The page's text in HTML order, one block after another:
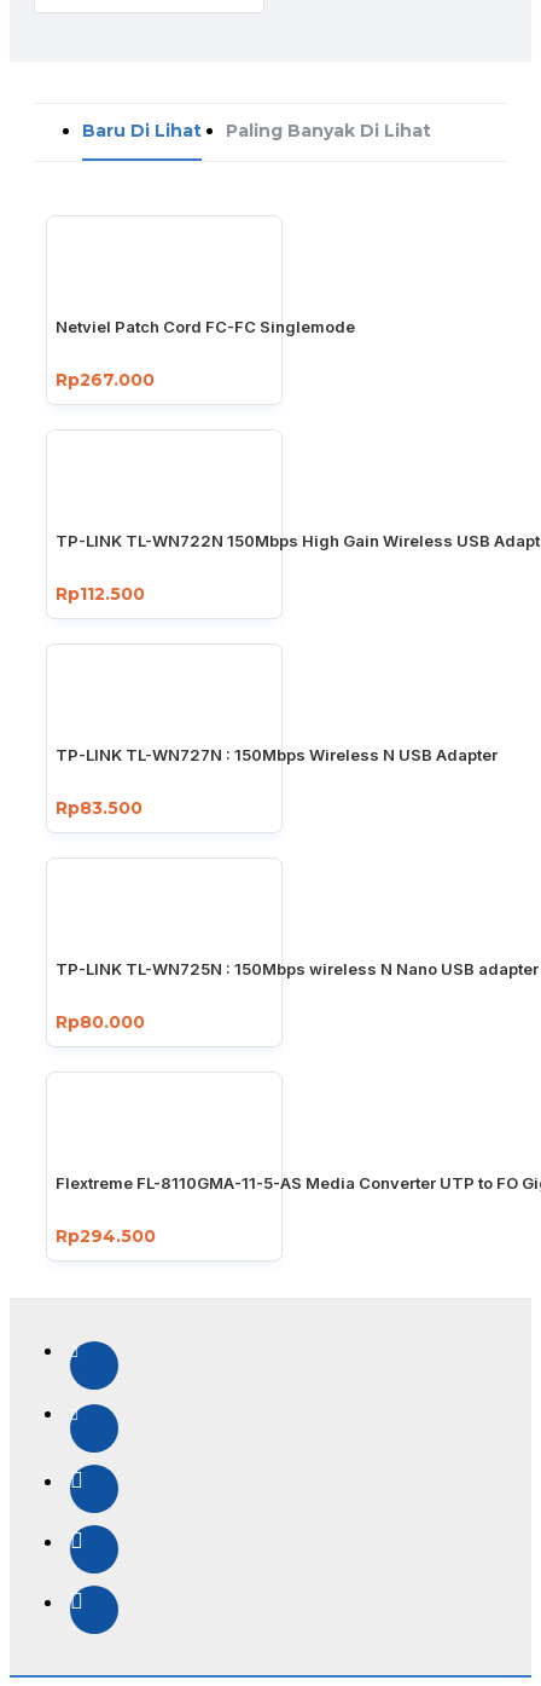
Baru Di Lihat Paling Banyak Di Lihat
Netviel Patch Cord FC-FC Singlemode
Rp267.000
TP-LINK TL-WN722N 150Mbps High Gain Wireless USB
Rp112.500
TP-LINK TL-WN727N : 150Mbps Wireless N USB Adapter
Rp83.500
TP-LINK TL-WN725N : 150Mbps wireless N Nano USB adapter
Rp80.000
Flextreme FL-8110GMA-11-5-AS Media Converter UTP to FO
Rp294.500